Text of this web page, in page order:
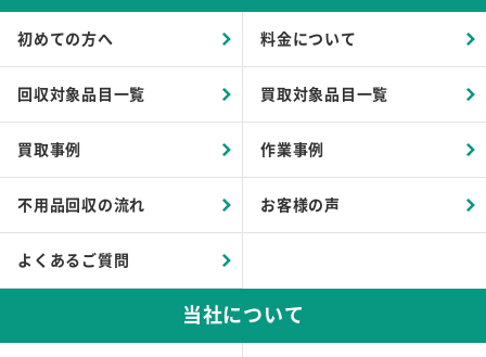
初めての方へ 料金について
回収対象品目一覧 買取対象品目一覧
買取事例 作業事例
不用品回収の流れ お客様の声
よくあるご質問
当社について